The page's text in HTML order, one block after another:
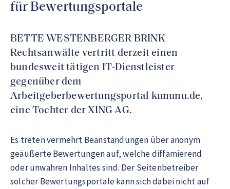
für Bewertungsportale
BETTE WESTENBERGER BRINK
Rechtsanwälte vertritt derzeit einen
bundesweit tätigen IT-Dienstleister
gegenüber dem
Arbeitgeberbewertungsportal kununu.de,
eine Tochter der XING AG.
Es treten vermehrt Beanstandungen über anonym
geäußerte Bewertungen auf, welche diffamierend
oder unwahren Inhaltes sind. Der Seitenbetreiber
solcher Bewertungsportale kann sich dabei nicht auf